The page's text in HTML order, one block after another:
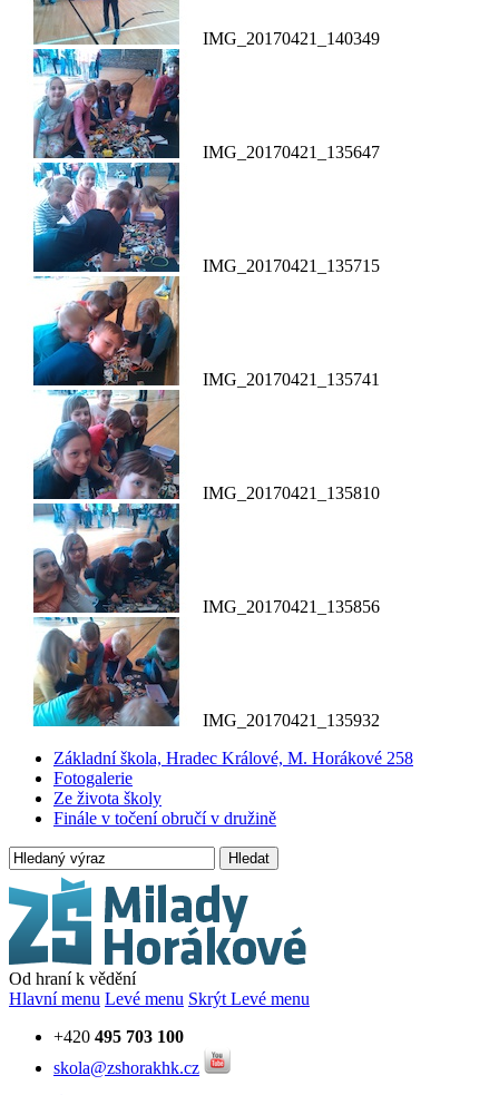
IMG_20170421_140349
IMG_20170421_135647
IMG_20170421_135715
IMG_20170421_135741
IMG_20170421_135810
IMG_20170421_135856
IMG_20170421_135932
Základní škola, Hradec Králové, M. Horákové 258
Fotogalerie
Ze života školy
Finále v točení obručí v družině
Hledat
Od hraní k vědění
Hlavní menu Levé menu Skrýt Levé menu
+420 495 703 100
skola@zshorakhk.cz